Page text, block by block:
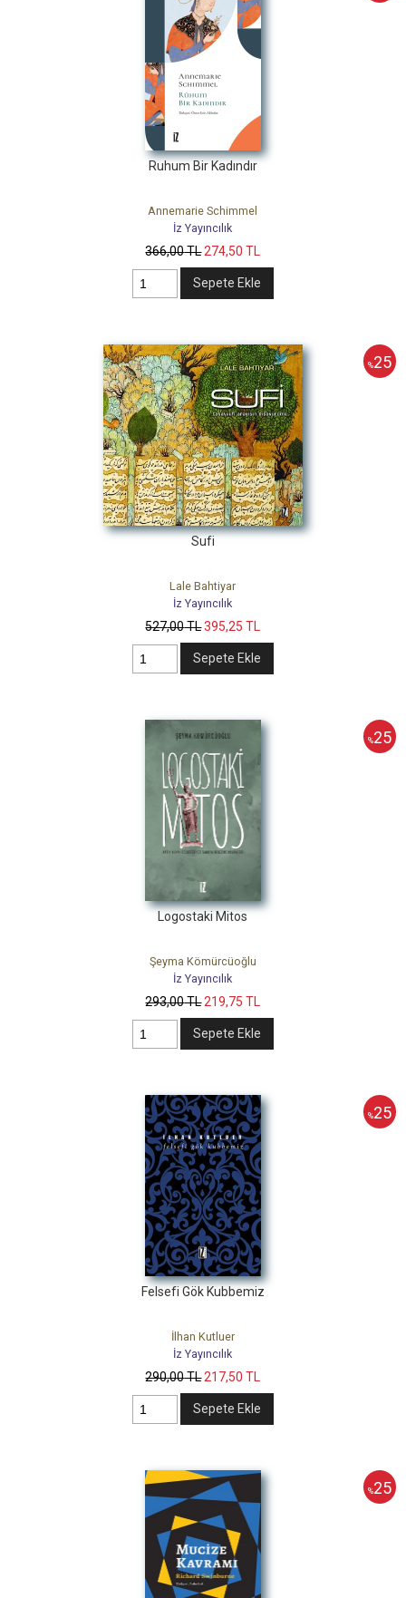
Ruhum Bir Kadındır
Annemarie Schimmel
İz Yayıncılık
366,00TL274,50 TL
Sepete Ekle
%25
Sufi
Lale Bahtiyar
İz Yayıncılık
527,00TL395,25 TL
Sepete Ekle
%25
Logostaki Mitos
Şeyma Kömürcüoğlu
İz Yayıncılık
293,00TL219,75 TL
Sepete Ekle
%25
Felsefi Gök Kubbemiz
İlhan Kutluer
İz Yayıncılık
290,00TL217,50 TL
Sepete Ekle
%25